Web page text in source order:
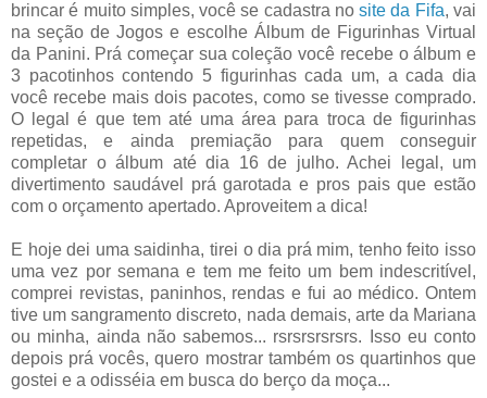
brincar é muito simples, você se cadastra nosite da Fifa, vai
na seção de Jogos e escolhe Álbum de Figurinhas Virtual
da Panini. Prá começar sua coleção você recebe o álbum e
3 pacotinhos contendo 5 figurinhas cada um, a cada dia
você recebe mais dois pacotes, como se tivesse comprado.
O legal é que tem até uma área para troca de figurinhas
repetidas, e ainda premiação para quem conseguir
completar o álbum até dia 16 de julho. Achei legal, um
divertimento saudável prá garotada e pros pais que estão
com o orçamento apertado. Aproveitem a dica!
E hoje dei uma saidinha, tirei o dia prá mim, tenho feito isso
uma vez por semana e tem me feito um bem indescritível,
comprei revistas, paninhos, rendas e fui ao médico. Ontem
tive um sangramento discreto, nada demais, arte da Mariana
ou minha, ainda não sabemos... rsrsrsrsrsrs. Isso eu conto
depois prá vocês, quero mostrar também os quartinhos que
gostei e a odisséia em busca do berço da moça...